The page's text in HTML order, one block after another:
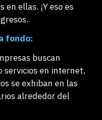
ellas. ¡Y eso es
fondo:
buscan
servicios en internet,
se exhiban en las
alrededor del